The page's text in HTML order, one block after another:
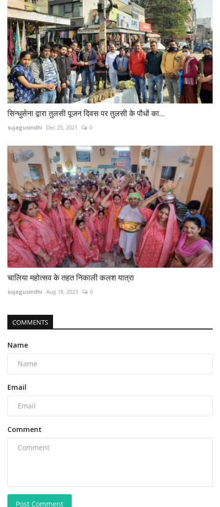
सिन्धुसेना द्वारा तुलसी पूजन दिवस पर तुलसी के पौधों का...
sujagusindhi Dec 25, 2021 0
चालिया महोत्सव के तहत निकाली कलश यात्रा
sujagusindhi Aug 18, 2023 0
COMMENTS
Name
Email
Comment
Post Comment